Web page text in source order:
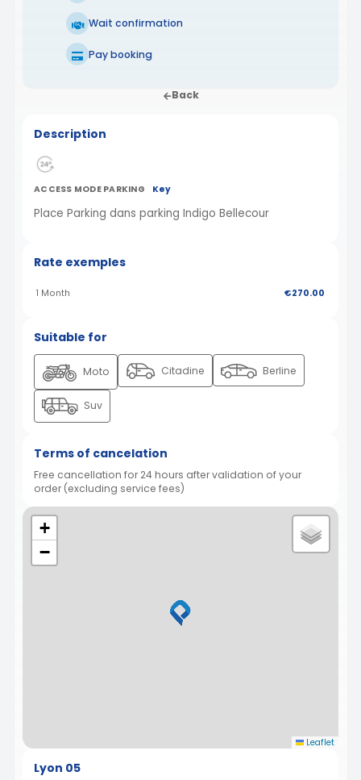
Wait confirmation
Pay booking
Back
Description
ACCESS MODE PARKING Key
Place Parking dans parking Indigo Bellecour
Rate exemples
1 Month €270.00
Suitable for
Moto Citadine Berline
Suv
Terms of cancelation
Free cancellation for 24 hours after validation of your
order (excluding service fees)
+
−
Leaflet
Lyon 05